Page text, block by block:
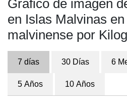
Gráfico de imagen
en Islas Malvinas
malvinense por
7 días 30 Días 6
5 Años 10 Años